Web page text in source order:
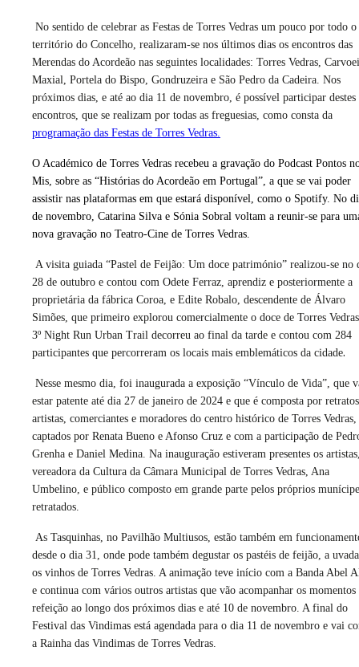
No sentido de celebrar as Festas de Torres Vedras um pouco por todo o
território do Concelho, realizaram-se nos últimos dias os encontros das
Merendas do Acordeão nas seguintes localidades: Torres Vedras,
Maxial, Portela do Bispo, Gondruzeira e São Pedro da Cadeira. Nos
próximos dias, e até ao dia 11 de novembro, é possível participar destes
encontros, que se realizam por todas as freguesias, como consta da
programação das Festas de Torres Vedras.
O Académico de Torres Vedras recebeu a gravação do Podcast Pontos
Mis, sobre as “Histórias do Acordeão em Portugal”, a que se vai poder
assistir nas plataformas em que estará disponível, como o Spotify. No
de novembro, Catarina Silva e Sónia Sobral voltam a reunir-se para
nova gravação no Teatro-Cine de Torres Vedras.
A visita guiada “Pastel de Feijão: Um doce património” realizou-se no
28 de outubro e contou com Odete Ferraz, aprendiz e posteriormente a
proprietária da fábrica Coroa, e Edite Robalo, descendente de Álvaro
Simões, que primeiro explorou comercialmente o doce de Torres
3º Night Run Urban Trail decorreu ao final da tarde e contou com 284
participantes que percorreram os locais mais emblemáticos da cidade.
Nesse mesmo dia, foi inaugurada a exposição “Vínculo de Vida”, que
estar patente até dia 27 de janeiro de 2024 e que é composta por
artistas, comerciantes e moradores do centro histórico de Torres Vedras,
captados por Renata Bueno e Afonso Cruz e com a participação de
Grenha e Daniel Medina. Na inauguração estiveram presentes os
vereadora da Cultura da Câmara Municipal de Torres Vedras, Ana
Umbelino, e público composto em grande parte pelos próprios
retratados.
As Tasquinhas, no Pavilhão Multiusos, estão também em
desde o dia 31, onde pode também degustar os pastéis de feijão, a
os vinhos de Torres Vedras. A animação teve início com a Banda Abel
e continua com vários outros artistas que vão acompanhar os momentos
refeição ao longo dos próximos dias e até 10 de novembro. A final do
Festival das Vindimas está agendada para o dia 11 de novembro e vai
a Rainha das Vindimas de Torres Vedras.